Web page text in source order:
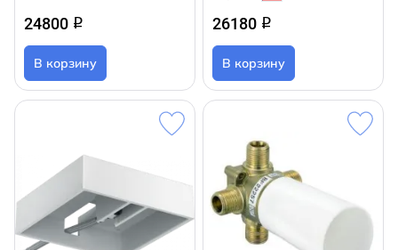
24800 q
В корзину
26180 q
В корзину